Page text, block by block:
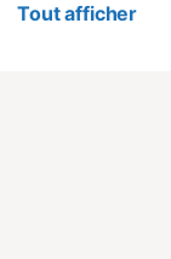
Tout afficher